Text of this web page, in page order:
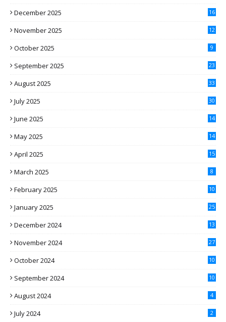
December 2025 16
November 2025 12
October 2025 9
September 2025 23
August 2025 33
July 2025 30
June 2025 14
May 2025 14
April 2025 15
March 2025 8
February 2025 10
January 2025 25
December 2024 13
November 2024 27
October 2024 10
September 2024 10
August 2024 4
July 2024 2